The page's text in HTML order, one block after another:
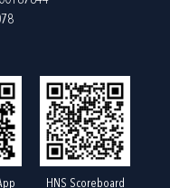
HNS Scoreboard